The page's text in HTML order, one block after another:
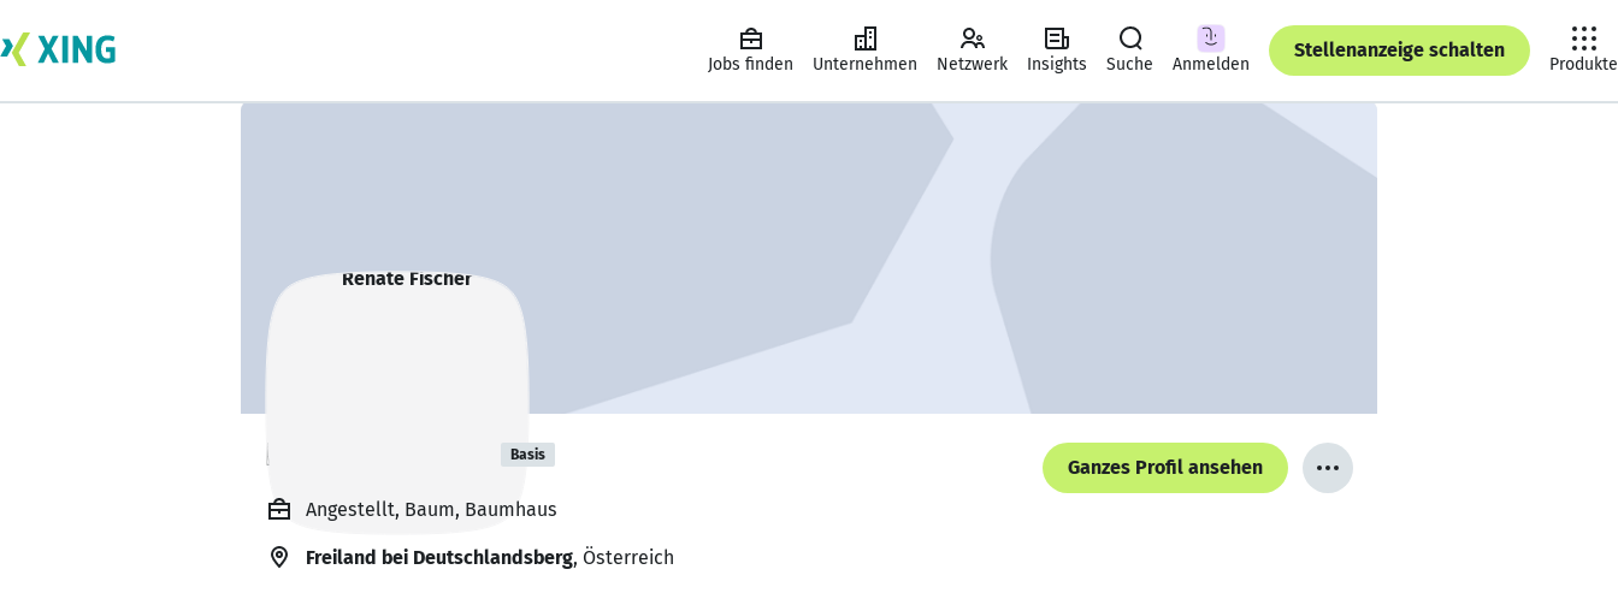
Jobs finden Unternehmen Netzwerk Insights Suche Anmelden
Stellenanzeige schalten
Produkte
Renate Fischer Basis
Ganzes Profil ansehen
Angestellt, Baum, Baumhaus
Freiland bei Deutschlandsberg, Österreich